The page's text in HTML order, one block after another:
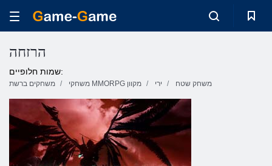
הרזחה
שמות חלופיים:
משחקים ברשת משחקי MMORPG מקוון ירי משחק שטח